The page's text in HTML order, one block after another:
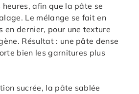
afin que la pâte se
Le mélange se fait en
en dernier, pour une texture
Résultat : une pâte dense
bien les garnitures plus
sucrée, la pâte sablée